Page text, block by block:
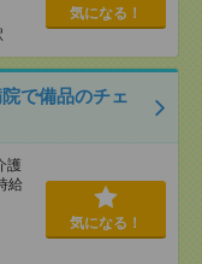
気になる！
で備品のチェ
護
給
気になる！